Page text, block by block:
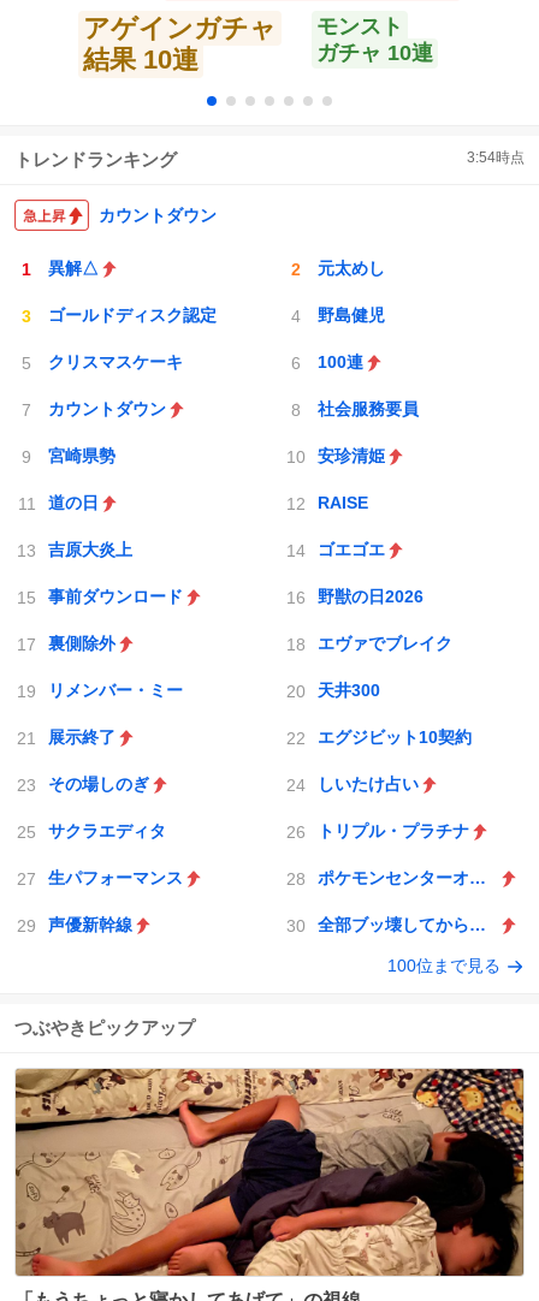
アゲインガチャ
結果 10連
モンスト
ガチャ 10連
トレンドランキング 3:54時点
カウントダウン
異解△ 元太めし
ゴールドディスク認定 野島健児
クリスマスケーキ 100連
カウントダウン 社会服務要員
宮崎県勢 安珍清姫
道の日 RAISE
吉原大炎上 ゴエゴエ
事前ダウンロード 野獣の日2026
裏側除外 エヴァでブレイク
リメンバー・ミー 天井300
展示終了 エグジビット10契約
その場しのぎ しいたけ占い
サクラエディタ トリプル・プラチナ
生パフォーマンス ポケモンセンターオンライン
声優新幹線 全部ブッ壊してから辞めたい
100位まで見る
つぶやきピックアップ